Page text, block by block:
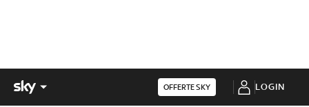
OFFERTE SKY LOGIN